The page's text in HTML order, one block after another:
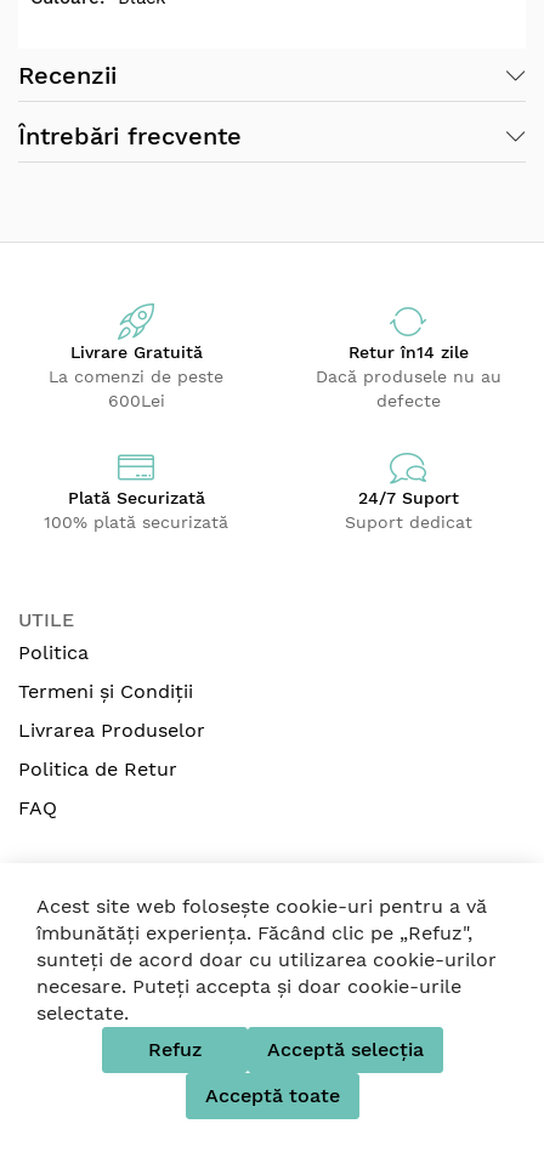
corpului, asigurand suportul optim prin eliminarea
punctelor de presiune asupra articulatiilor si a
membrelor.
- Ofera copilului suportul necesar pentru a obtine
pozitia anatomica ideala, eliminand stresul muscular
- Se adapteaza la forma individuala a corpului
copilului, asigurandu-i un climat linistit si confortabil
- Amortizeaza socurile in timpul plimbarii cu
- Puteti personaliza caruciorul alegand una din
multele variante de culoare si design
- Cu doua fete reversibile, pentru toate anotimpurile
(cu tesatura din bumbac pentru anotimpurile
calduroase si catifea pentru anotimpurile friguroase)
- Usor de curatat, se poate spala la masina de spalat
- Ajuta la protejarea in timp a caruciorului
Recenzii
Întrebări frecvente
Livrare Gratuită
La comenzi de peste
600Lei
Returîn14 zile
Dacă produsele nu au
defecte
Plată Securizată
100% plată securizată
24/7 Suport
Suport dedicat
UTILE
Politica
Termeni și Condiții
Livrarea Produselor
Politica de Retur
FAQ
© 2026 Strollers. Toate drepturile rezervate
Acest site web folosește cookie-uri pentru a vă
îmbunătăți experiența. Făcând clic pe „Refuz",
sunteți de acord doar cu utilizarea cookie-urilor
necesare. Puteți accepta și doar cookie-urile
selectate.
Refuz
Acceptă selecția
Acceptă toate